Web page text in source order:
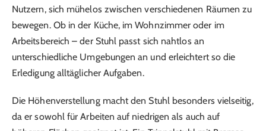
Nutzern, sich mühelos zwischen verschiedenen Räumen zu
bewegen. Ob in der Küche, im Wohnzimmer oder im
Arbeitsbereich – der Stuhl passt sich nahtlos an
unterschiedliche Umgebungen an und erleichtert so die
Erledigung alltäglicher Aufgaben.
Die Höhenverstellung macht den Stuhl besonders vielseitig,
da er sowohl für Arbeiten auf niedrigen als auch auf